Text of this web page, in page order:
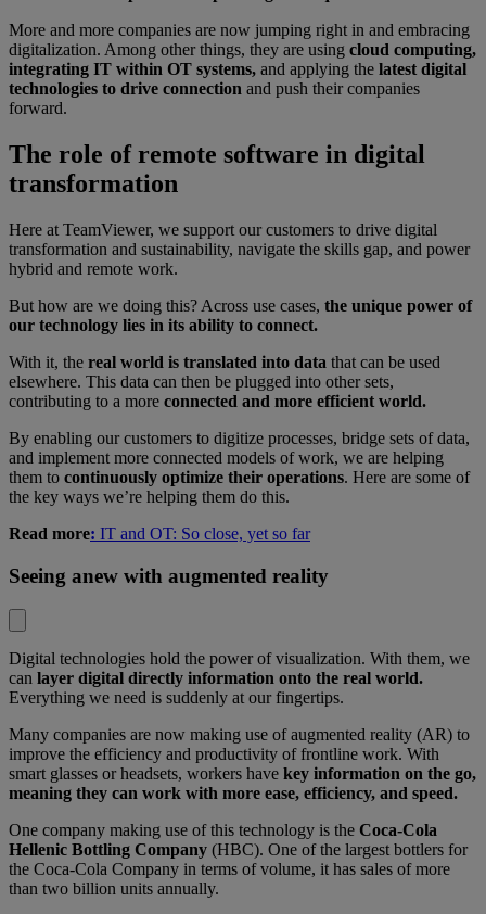
More and more companies are now jumping right in and embracing
digitalization. Among other things, they are using cloud computing,
integrating IT within OT systems, and applying the latest digital
technologies to drive connection and push their companies
forward.
The role of remote software in digital
transformation
Here at TeamViewer, we support our customers to drive digital
transformation and sustainability, navigate the skills gap, and power
hybrid and remote work.
But how are we doing this? Across use cases, the unique power of
our technology lies in its ability to connect.
With it, the real world is translated into data that can be used
elsewhere. This data can then be plugged into other sets,
contributing to a more connected and more efficient world.
By enabling our customers to digitize processes, bridge sets of data,
and implement more connected models of work, we are helping
them to continuously optimize their operations. Here are some of
the key ways we’re helping them do this.
Read more: IT and OT: So close, yet so far
Seeing anew with augmented reality
Digital technologies hold the power of visualization. With them, we
can layer digital directly information onto the real world.
Everything we need is suddenly at our fingertips.
Many companies are now making use of augmented reality (AR) to
improve the efficiency and productivity of frontline work. With
smart glasses or headsets, workers have key information on the go,
meaning they can work with more ease, efficiency, and speed.
One company making use of this technology is the Coca-Cola
Hellenic Bottling Company (HBC). One of the largest bottlers for
the Coca-Cola Company in terms of volume, it has sales of more
than two billion units annually.